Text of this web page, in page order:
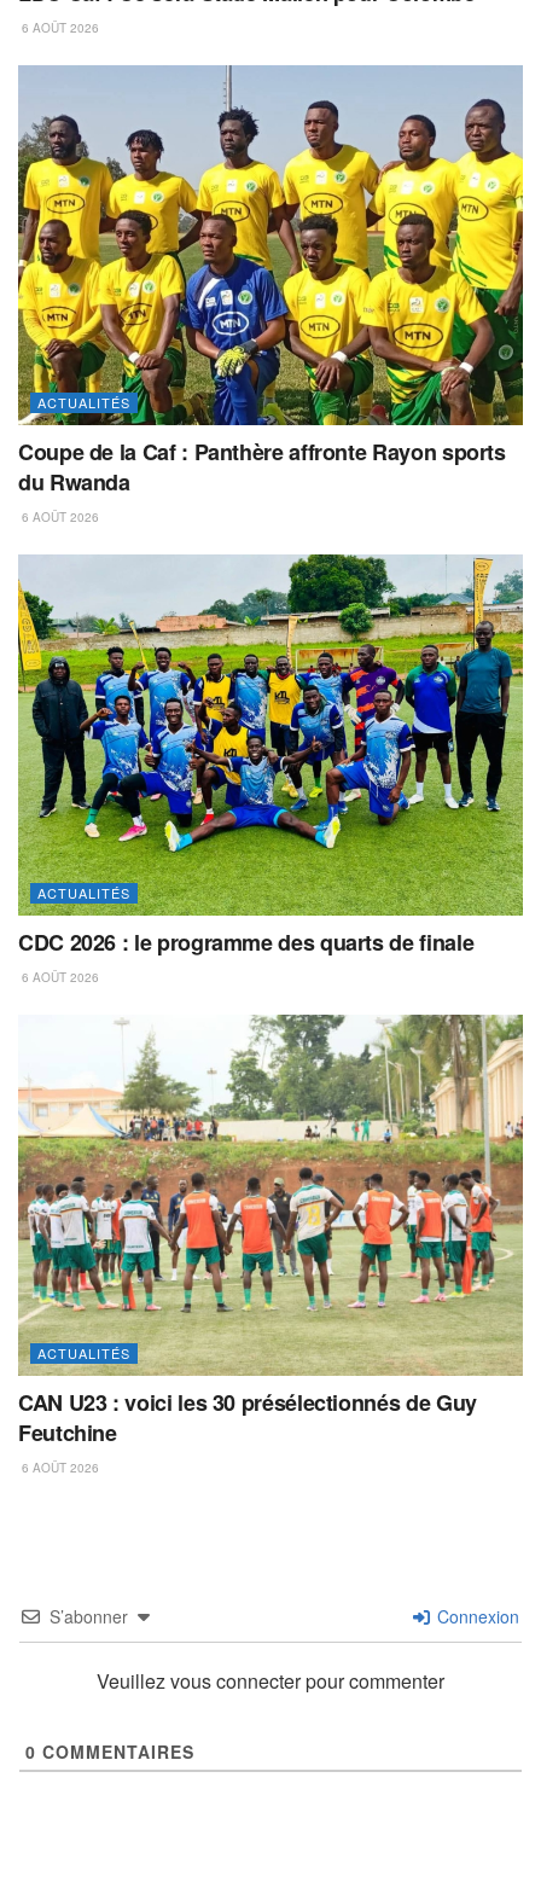
6 AOÛT 2026
ACTUALITÉS
Coupe de la Caf : Panthère affronte Rayon sports
du Rwanda
6 AOÛT 2026
ACTUALITÉS
CDC 2026 : le programme des quarts de finale
6 AOÛT 2026
ACTUALITÉS
CAN U23 : voici les 30 présélectionnés de Guy
Feutchine
6 AOÛT 2026
S’abonner Connexion
Veuillez vous connecter pour commenter
0 COMMENTAIRES